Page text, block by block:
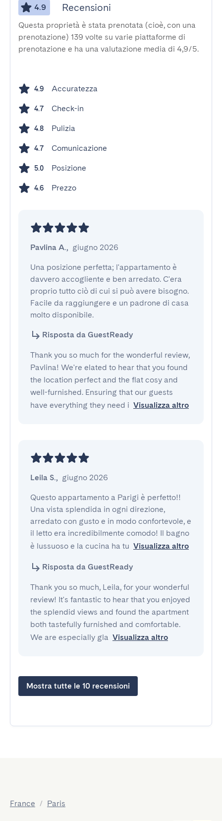
4.9 Recensioni
Questa proprietà è stata prenotata (cioè, con una
prenotazione) 139 volte su varie piattaforme di
prenotazione e ha una valutazione media di 4,9/5.
4.9 Accuratezza
4.7 Check-in
4.8 Pulizia
4.7 Comunicazione
5.0 Posizione
4.6 Prezzo
Pavlina A., giugno 2026
Una posizione perfetta; l'appartamento è
davvero accogliente e ben arredato. C'era
proprio tutto ciò di cui si può avere bisogno.
Facile da raggiungere e un padrone di casa
molto disponibile.
Risposta da GuestReady
Thank you so much for the wonderful review,
Pavlina! We're elated to hear that you found
the location perfect and the flat cosy and
well-furnished. Ensuring that our guests
have everything they need i Visualizza altro
Leila S., giugno 2026
Questo appartamento a Parigi è perfetto!!
Una vista splendida in ogni direzione,
arredato con gusto e in modo confortevole, e
il letto era incredibilmente comodo! Il bagno
è lussuoso e la cucina ha tu Visualizza altro
Risposta da GuestReady
Thank you so much, Leila, for your wonderful
review! It's fantastic to hear that you enjoyed
the splendid views and found the apartment
both tastefully furnished and comfortable.
We are especially gla Visualizza altro
Mostra tutte le 10 recensioni
France / Paris